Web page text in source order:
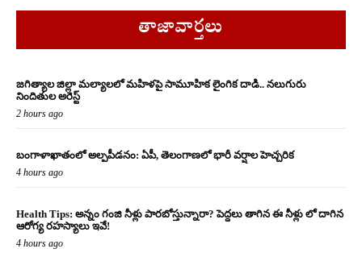
తాజావార్తలు
జగిత్యాల జిల్లా మల్యాలలో మహిళపై సామూహిక లైంగిక దాడి.. నలుగురు
నిందితుల అరెస్ట్
2 hours ago
బంగాళాఖాతంలో అల్పపీడనం: ఏపీ, తెలంగాణలో భారీ వర్షాల హెచ్చరిక
4 hours ago
Health Tips: అన్నం గంజి నీళ్లు పారబోస్తున్నారా? పెద్దలు తాగిన ఈ నీళ్లు లో దాగిన
ఆరోగ్య రహస్యాలు ఇవే!
4 hours ago